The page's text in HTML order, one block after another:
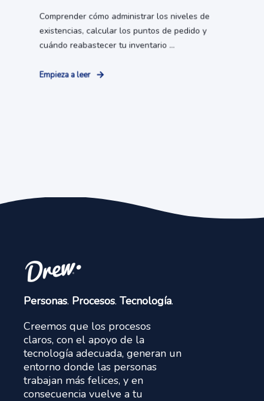
Comprender cómo administrar los niveles de
existencias, calcular los puntos de pedido y
cuándo reabastecer tu inventario ...
Empieza a leer
Personas. Procesos. Tecnología.
Creemos que los procesos
claros, con el apoyo de la
tecnología adecuada, generan un
entorno donde las personas
trabajan más felices, y en
consecuencia vuelve a tu